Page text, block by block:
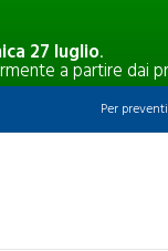
27 luglio.
a partire dai
Per